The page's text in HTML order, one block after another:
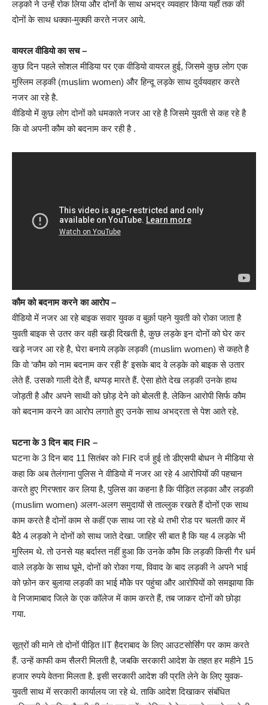
लड़को ने उन्हें रोक लिया और दोनों के साथ अभद्र व्यवहार किया यहाँ तक की
दोनों के साथ धक्का-मुक्की करते नजर आये.
वायरल वीडियो का सच –
कुछ दिन पहले सोशल मीडिया पर एक वीडियो वायरल हुई, जिसमे कुछ लोग एक
मुस्लिम लड़की (muslim women) और हिन्दू लड़के साथ दुर्वयवहार करते
नजर आ रहे है.
वीडियो में कुछ लोग दोनों को धमकाते नजर आ रहे है जिसमे युवती से कह रहे है
कि वो अपनी कौम को बदनाम कर रही है .
कौम को बदनाम करने का आरोप –
वीडियो में नजर आ रहे बाइक सवार युवक व बुर्क़ा पहने युवती को रोका जाता है
युवती बाइक से उतर कर वही खड़ी दिखती है, कुछ लड़के इन दोनों को घेर कर
खड़े नजर आ रहे है, घेरा बनाये लड़के लड़की (muslim women) से कहते है
कि वो ‘कौम को नाम बदनाम कर रही है’ इसके बाद वे लड़के को बाइक से उतार
लेते हैं. उसको गाली देते हैं, थप्पड़ मारते हैं. ऐसा होते देख लड़की उनके हाथ
जोड़ती है और अपने साथी को छोड़ देने को बोलती है. लेकिन आरोपी सिर्फ कौम
को बदनाम करने का आरोप लगाते हुए उनके साथ अभद्रता से पेश आते रहे.
घटना के 3 दिन बाद FIR –
घटना के 3 दिन बाद 11 सितंबर को FIR दर्ज हुई तो डीएसपी बोधन ने मीडिया से
कहा कि अब तेलंगाना पुलिस ने वीडियो में नजर आ रहे 4 आरोपियों की पहचान
करते हुए गिरफ्तार कर लिया है, पुलिस का कहना है कि पीड़ित लड़का और लड़की
(muslim women) अलग-अलग समुदायों से ताल्लुक रखते हैं दोनों एक साथ
काम करते है दोनों काम से कहीं एक साथ जा रहे थे तभी रोड पर चलती कार में
बैठे 4 लड़को ने दोनों को साथ जाते देखा. जाहिर सी बात है कि यह 4 लड़के भी
मुस्लिम थे. तो उनसे यह बर्दास्त नहीं हुआ कि उनके कौम कि लड़की किसी गैर धर्म
वाले लड़के के साथ घूमे, दोनों को रोका गया, विवाद के बाद लड़की ने अपने भाई
को फ़ोन कर बुलाया लड़की का भाई मौके पर पहुंचा और आरोपियों को समझाया कि
वे निजामाबाद जिले के एक कॉलेज में काम करते हैं, तब जाकर दोनों को छोड़ा
गया.
सूत्रों की माने तो दोनों पीड़ित IIT हैदराबाद के लिए आउटसोर्सिंग पर काम करते
हैं. उन्हें काफी कम सैलरी मिलती है, जबकि सरकारी आदेश के तहत हर महीने 15
हजार रुपये वेतना मिलता है. इसी सरकारी आदेश की प्रति लेने के लिए युवक-
युवती साथ में सरकारी कार्यालय जा रहे थे. ताकि आदेश दिखाकर संबंधित